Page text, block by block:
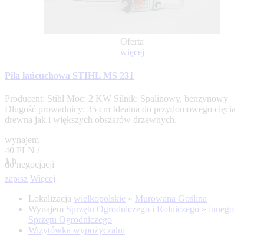
Oferta
więcej
Piła łańcuchowa STIHL MS 231
Producent: Stihl Moc: 2 KW Silnik: Spalinowy, benzynowy
Długość prowadnicy: 35 cm Idealna do przydomowego cięcia
drewna jak i większych obszarów drzewnych.
wynajem
40 PLN /
1 h
do negocjacji
zapisz Więcej
Lokalizacja wielkopolskie » Murowana Goślina
Wynajem Sprzętu Ogrodniczego i Rolniczego » innego
Sprzętu Ogrodniczego
Wizytówka wypożyczalni